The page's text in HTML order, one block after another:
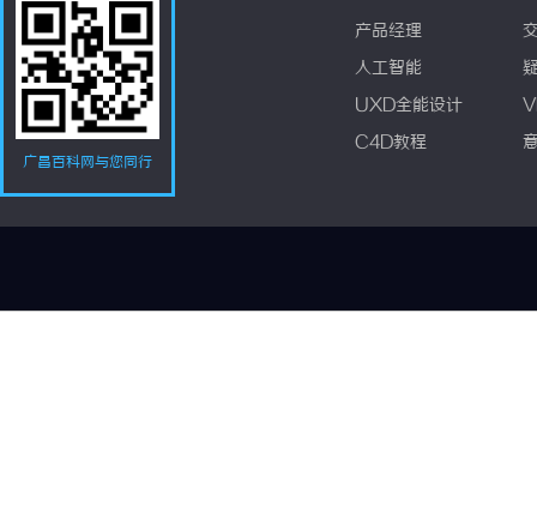
广昌百科网与您同行
产品经理
人工智能
UXD全能设计
C4D教程